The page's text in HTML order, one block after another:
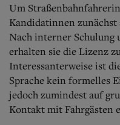
Um
Kandidatinnen
Nach interner Schulung
erhalten sie die Lizenz
Interessanterweise ist
Sprache kein formelles
jedoch zumindest auf
Kontakt mit Fahrgästen